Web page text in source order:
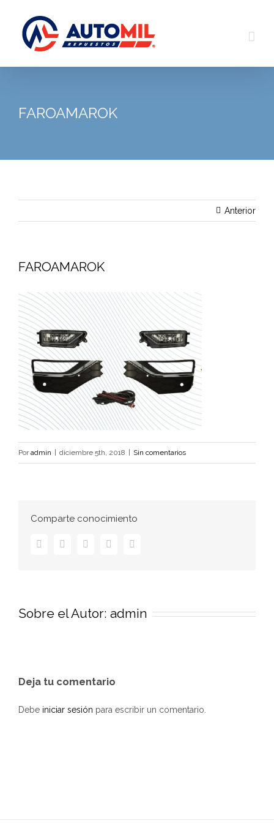
contenido
FAROAMAROK
Anterior
FAROAMAROK
Poradmin diciembre 5th, 2018 Sin comentarios
Comparte conocimiento
FacebookTwitter LinkedInPinterest
Sobre el Autor: admin
Deja tu comentario
Debe iniciar sesión para escribir un comentario.